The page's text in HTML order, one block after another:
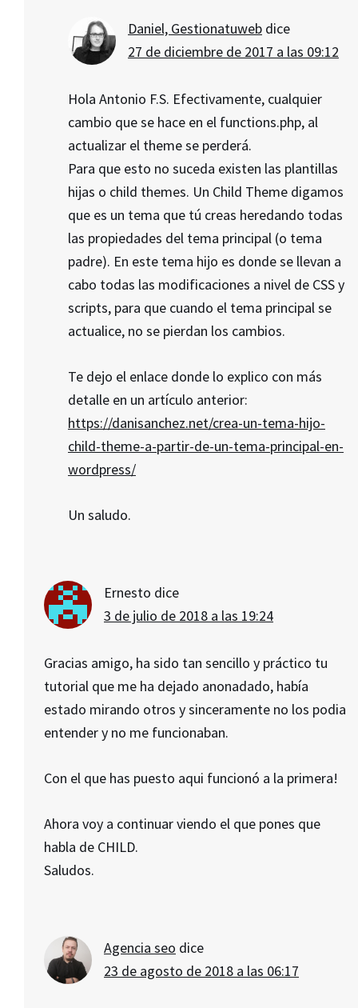
Daniel, Gestionatuweb dice
27 de diciembre de 2017 a las 09:12
Hola Antonio F.S. Efectivamente, cualquier
cambio que se hace en el functions.php, al
actualizar el theme se perderá.
Para que esto no suceda existen las plantillas
hijas o child themes. Un Child Theme digamos
que es un tema que tú creas heredando todas
las propiedades del tema principal (o tema
padre). En este tema hijo es donde se llevan a
cabo todas las modificaciones a nivel de CSS y
scripts, para que cuando el tema principal se
actualice, no se pierdan los cambios.
Te dejo el enlace donde lo explico con más
detalle en un artículo anterior:
https://danisanchez.net/crea-un-tema-hijo-
child-theme-a-partir-de-un-tema-principal-en-
wordpress/
Un saludo.
Ernesto dice
3 de julio de 2018 a las 19:24
Gracias amigo, ha sido tan sencillo y práctico tu
tutorial que me ha dejado anonadado, había
estado mirando otros y sinceramente no los podia
entender y no me funcionaban.
Con el que has puesto aqui funcionó a la primera!
Ahora voy a continuar viendo el que pones que
habla de CHILD.
Saludos.
Agencia seo dice
23 de agosto de 2018 a las 06:17